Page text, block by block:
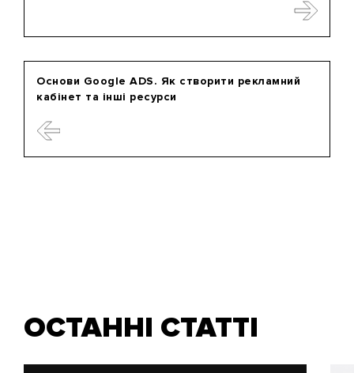
Основи Google ADS. Як створити рекламний
кабінет та інші ресурси
ОСТАННІ СТАТТІ